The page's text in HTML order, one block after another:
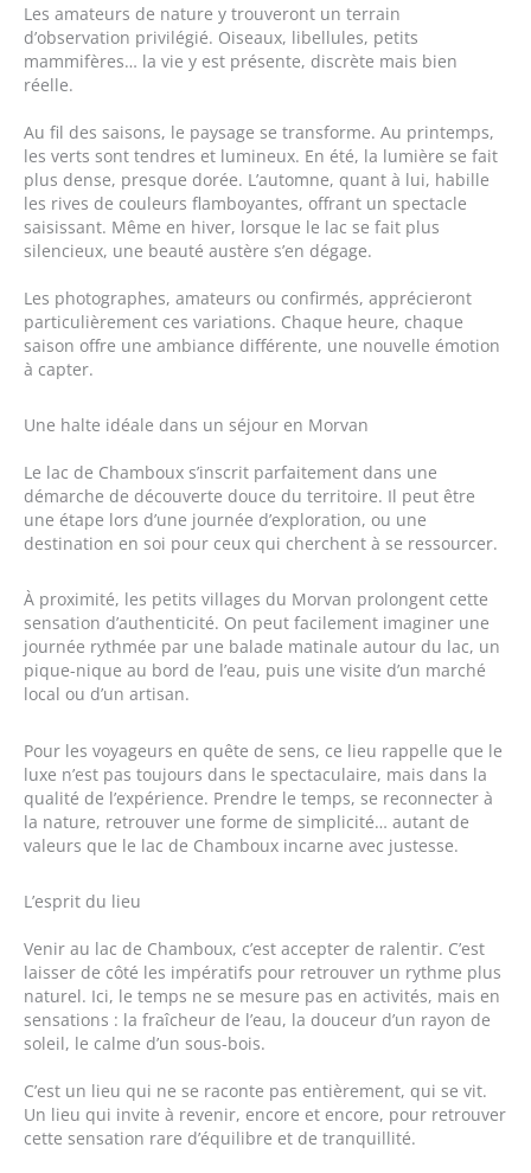
Les amateurs de nature y trouveront un terrain
d’observation privilégié. Oiseaux, libellules, petits
mammifères… la vie y est présente, discrète mais bien
réelle.
Au fil des saisons, le paysage se transforme. Au printemps,
les verts sont tendres et lumineux. En été, la lumière se fait
plus dense, presque dorée. L’automne, quant à lui, habille
les rives de couleurs flamboyantes, offrant un spectacle
saisissant. Même en hiver, lorsque le lac se fait plus
silencieux, une beauté austère s’en dégage.
Les photographes, amateurs ou confirmés, apprécieront
particulièrement ces variations. Chaque heure, chaque
saison offre une ambiance différente, une nouvelle émotion
à capter.
Une halte idéale dans un séjour en Morvan
Le lac de Chamboux s’inscrit parfaitement dans une
démarche de découverte douce du territoire. Il peut être
une étape lors d’une journée d’exploration, ou une
destination en soi pour ceux qui cherchent à se ressourcer.
À proximité, les petits villages du Morvan prolongent cette
sensation d’authenticité. On peut facilement imaginer une
journée rythmée par une balade matinale autour du lac, un
pique-nique au bord de l’eau, puis une visite d’un marché
local ou d’un artisan.
Pour les voyageurs en quête de sens, ce lieu rappelle que le
luxe n’est pas toujours dans le spectaculaire, mais dans la
qualité de l’expérience. Prendre le temps, se reconnecter à
la nature, retrouver une forme de simplicité… autant de
valeurs que le lac de Chamboux incarne avec justesse.
L’esprit du lieu
Venir au lac de Chamboux, c’est accepter de ralentir. C’est
laisser de côté les impératifs pour retrouver un rythme plus
naturel. Ici, le temps ne se mesure pas en activités, mais en
sensations : la fraîcheur de l’eau, la douceur d’un rayon de
soleil, le calme d’un sous-bois.
C’est un lieu qui ne se raconte pas entièrement, qui se vit.
Un lieu qui invite à revenir, encore et encore, pour retrouver
cette sensation rare d’équilibre et de tranquillité.